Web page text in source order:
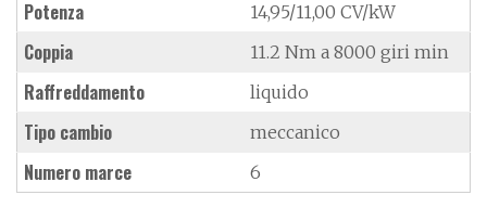
Potenza 14,95/11,00 CV/kW
Coppia 11.2 Nm a 8000 giri min
Raffreddamento liquido
Tipo cambio meccanico
Numero marce 6